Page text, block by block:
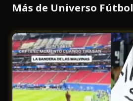
Más de Universo Fútbol